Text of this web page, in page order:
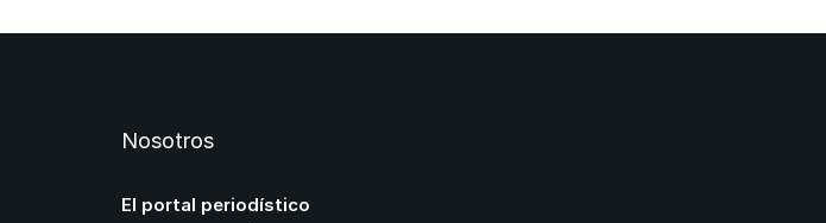
Nosotros
El portal periodístico